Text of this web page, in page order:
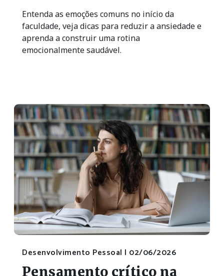
Entenda as emoções comuns no início da
faculdade, veja dicas para reduzir a ansiedade e
aprenda a construir uma rotina
emocionalmente saudável.
Desenvolvimento Pessoal | 02/06/2026
Pensamento crítico na